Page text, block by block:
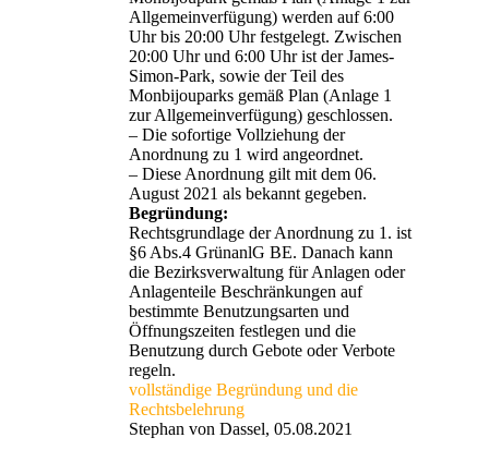
Allgemeinverfügung) werden auf 6:00
Uhr bis 20:00 Uhr festgelegt. Zwischen
20:00 Uhr und 6:00 Uhr ist der James-
Simon-Park, sowie der Teil des
Monbijouparks gemäß Plan (Anlage 1
zur Allgemeinverfügung) geschlossen.
– Die sofortige Vollziehung der
Anordnung zu 1 wird angeordnet.
– Diese Anordnung gilt mit dem 06.
August 2021 als bekannt gegeben.
Begründung:
Rechtsgrundlage der Anordnung zu 1. ist
§6 Abs.4 GrünanlG BE. Danach kann
die Bezirksverwaltung für Anlagen oder
Anlagenteile Beschränkungen auf
bestimmte Benutzungsarten und
Öffnungszeiten festlegen und die
Benutzung durch Gebote oder Verbote
regeln.
vollständige Begründung und die
Rechtsbelehrung
Stephan von Dassel, 05.08.2021